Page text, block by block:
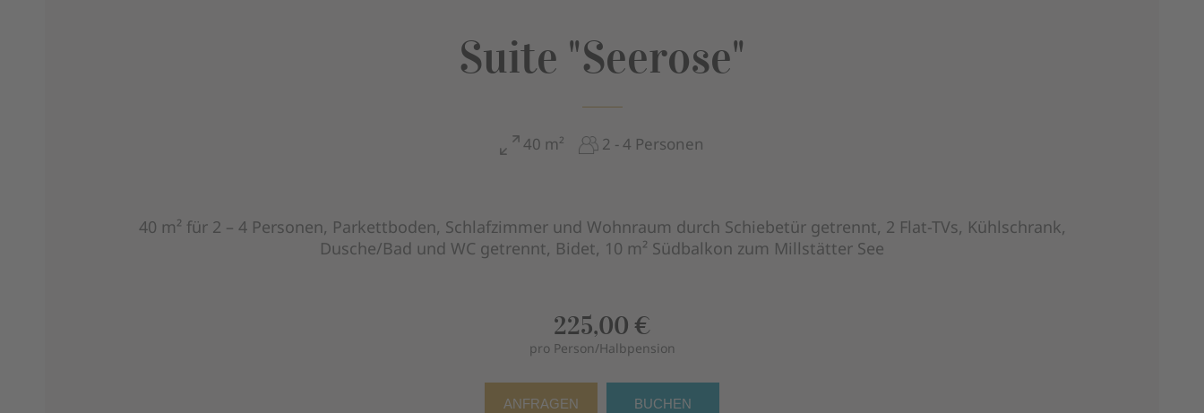
Suite "Seerose"
40 m² 2 - 4 Personen
40 m² für 2 – 4 Personen, Parkettboden, Schlafzimmer und Wohnraum durch Schiebetür getrennt, 2 Flat-TVs, Kühlschrank,
Dusche/Bad und WC getrennt, Bidet, 10 m² Südbalkon zum Millstätter See
225,00 €
pro Person/Halbpension
ANFRAGEN BUCHEN